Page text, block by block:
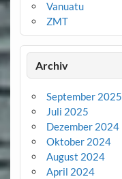
Vanuatu
ZMT
Archiv
September 2025
Juli 2025
Dezember 2024
Oktober 2024
August 2024
April 2024